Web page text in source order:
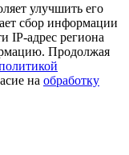
улучшить его
сбор информации
IP-адрес региона
Продолжая
на обработку